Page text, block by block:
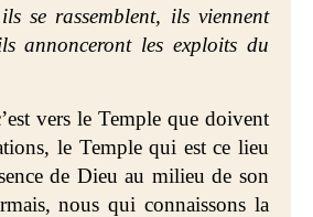
se rassemblent, ils viennent
annonceront les exploits du
vers le Temple que doivent
le Temple qui est ce lieu
de Dieu au milieu de son
nous qui connaissons la